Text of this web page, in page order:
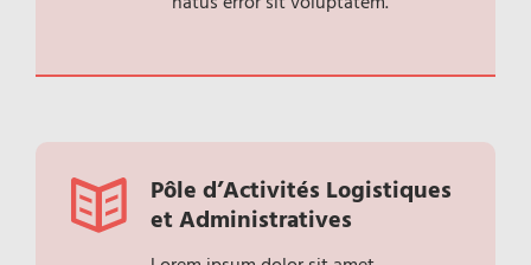
Pôle d’Activités Logistiques
et Administratives